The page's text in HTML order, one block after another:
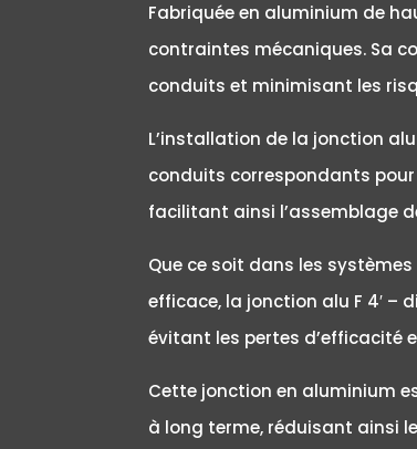
Fabriquée en aluminium de
contraintes mécaniques. Sa
conduits et minimisant les
L’installation de la jonction
conduits correspondants
facilitant ainsi l’assemblage
Que ce soit dans les
efficace, la jonction alu F 4′ –
évitant les pertes
Cette jonction en aluminium
à long terme, réduisant ainsi